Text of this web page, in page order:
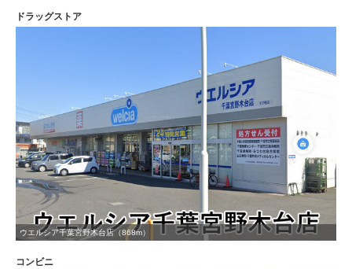
ドラッグストア
ウエルシア千葉宮野木台店（868m）
コンビニ